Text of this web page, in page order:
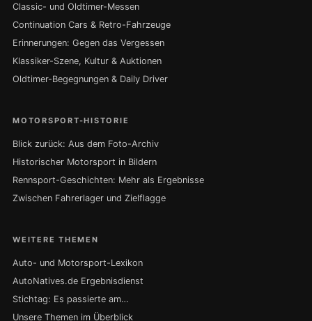
Classic- und Oldtimer-Messen
Continuation Cars & Retro-Fahrzeuge
Erinnerungen: Gegen das Vergessen
Klassiker-Szene, Kultur & Auktionen
Oldtimer-Begegnungen & Daily Driver
MOTORSPORT-HISTORIE
Blick zurück: Aus dem Foto-Archiv
Historischer Motorsport in Bildern
Rennsport-Geschichten: Mehr als Ergebnisse
Zwischen Fahrerlager und Zielflagge
WEITERE THEMEN
Auto- und Motorsport-Lexikon
AutoNatives.de Ergebnisdienst
Stichtag: Es passierte am…
Unsere Themen im Überblick